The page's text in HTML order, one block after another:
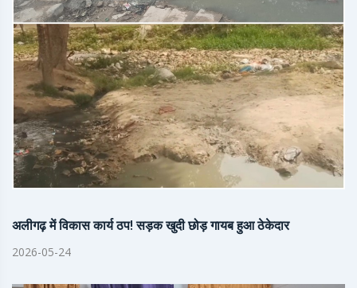
अलीगढ़ में विकास कार्य ठप! सड़क खुदी छोड़ गायब हुआ ठेकेदार
2026-05-24